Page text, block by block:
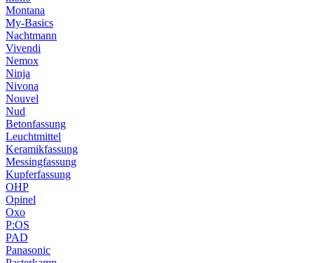
Montana
My-Basics
Nachtmann
Vivendi
Nemox
Ninja
Nivona
Nouvel
Nud
Betonfassung
Leuchtmittel
Keramikfassung
Messingfassung
Kupferfassung
OHP
Opinel
Oxo
P:OS
PAD
Panasonic